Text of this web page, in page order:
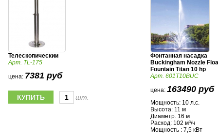
Телескопическии
Арт. TL-175
цена: 7381 руб
шт.
Фонтанная насадка
Buckingham Nozzle
Fountain Titan 10 hp
Арт. 601T10BUC
цена: 163490 руб
Мощность: 10 л.с.
Высота: 11 м
Диаметр: 16 м
Расход: 102 м³/ч
Мощность : 7,5 кВт